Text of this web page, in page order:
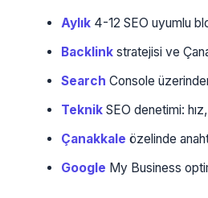
Aylık 4-12 SEO uyumlu
Backlink stratejisi ve
Search Console
Teknik SEO denetimi:
Çanakkale özelinde
Google My Business